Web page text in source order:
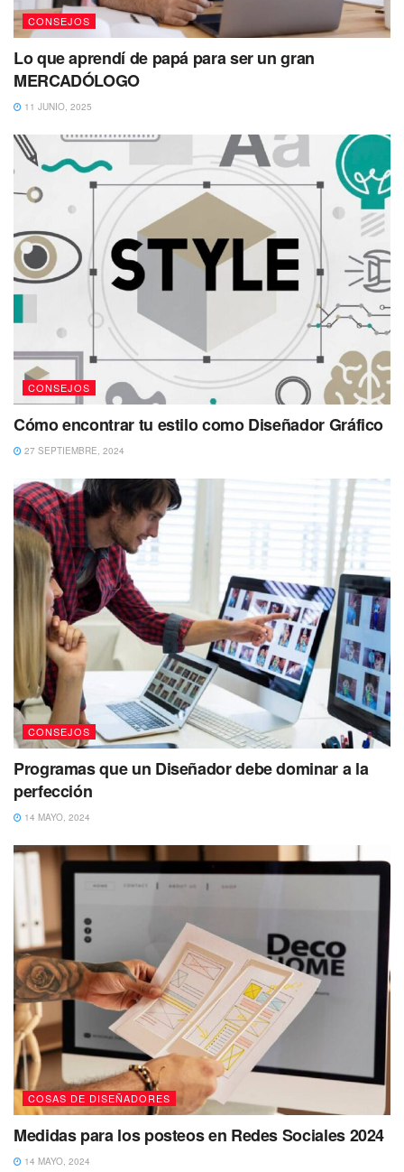
CONSEJOS
Lo que aprendí de papá para ser un gran
MERCADÓLOGO
11 JUNIO, 2025
CONSEJOS
Cómo encontrar tu estilo como Diseñador Gráfico
27 SEPTIEMBRE, 2024
CONSEJOS
Programas que un Diseñador debe dominar a la
perfección
14 MAYO, 2024
COSAS DE DISEÑADORES
Medidas para los posteos en Redes Sociales 2024
14 MAYO, 2024